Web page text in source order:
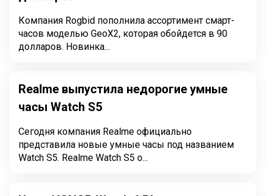
Компания Rogbid пополнила ассортимент смарт-
часов моделью GeoX2, которая обойдется в 90
долларов. Новинка...
Realme выпустила недорогие умные
часы Watch S5
Сегодня компания Realme официально
представила новые умные часы под названием
Watch S5. Realme Watch S5 о...